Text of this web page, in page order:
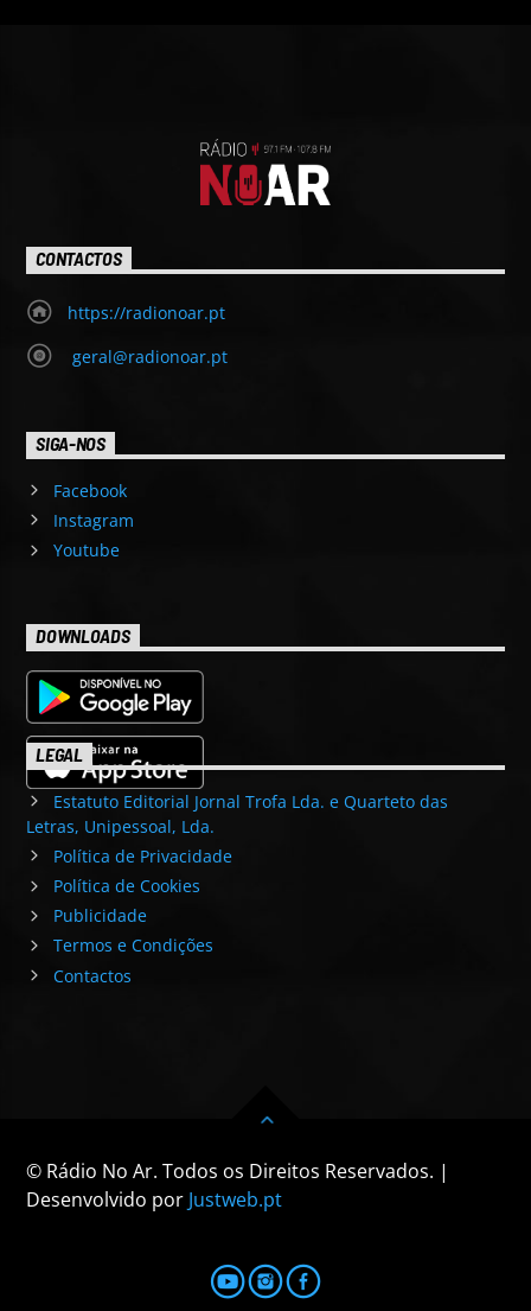
CONTACTOS
https://radionoar.pt
geral@radionoar.pt
SIGA-NOS
Facebook
Instagram
Youtube
DOWNLOADS
LEGAL
Estatuto Editorial Jornal Trofa Lda. e Quarteto das
Letras, Unipessoal, Lda.
Política de Privacidade
Política de Cookies
Publicidade
Termos e Condições
Contactos
© Rádio No Ar. Todos os Direitos Reservados. |
Desenvolvido por Justweb.pt